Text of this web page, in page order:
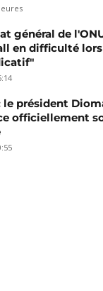
général de
en difficulté
le président
officiellement